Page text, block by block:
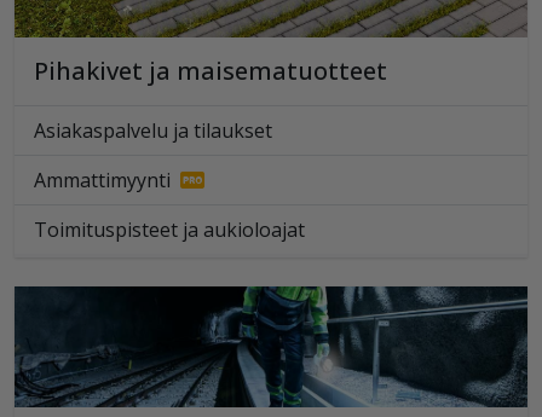
Pihakivet ja maisematuotteet
Asiakaspalvelu ja tilaukset
Ammattimyynti
Toimituspisteet ja aukioloajat